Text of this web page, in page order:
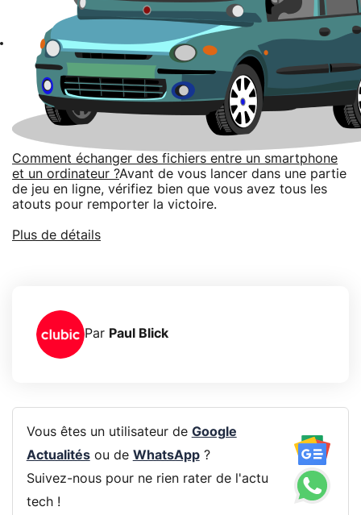
Comment échanger des fichiers entre un smartphone
et un ordinateur ?Avant de vous lancer dans une partie
de jeu en ligne, vérifiez bien que vous avez tous les
atouts pour remporter la victoire.
Plus de détails
Par Paul Blick
Vous êtes un utilisateur de Google
Actualitésou de WhatsApp?
Suivez-nous pour ne rien rater de l'actu
tech !